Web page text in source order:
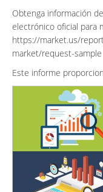
Obtenga información
electrónico oficial para
https://market.us/
market/request-sample
Este informe